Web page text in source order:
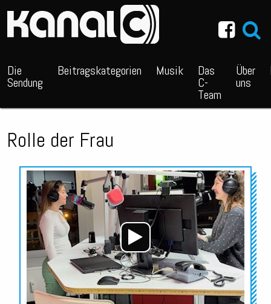
Die
Sendung
Beitragskategorien Musik Das
C-
Team
Über
uns
Rolle der Frau
Audio-
Player